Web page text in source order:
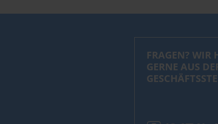
FRAGEN? WIR
GERNE AUS